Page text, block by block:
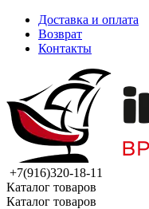
Доставка и оплата
Возврат
Контакты
+7(916)320-18-11
Каталог товаров
Каталог товаров